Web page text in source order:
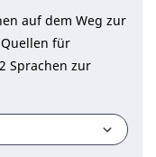
auf dem Weg zur
für
Sprachen zur